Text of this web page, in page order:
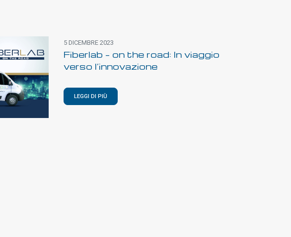
5 DICEMBRE 2023
Fiberlab – on the road: In viaggio
verso l’innovazione
LEGGI DI PIÙ